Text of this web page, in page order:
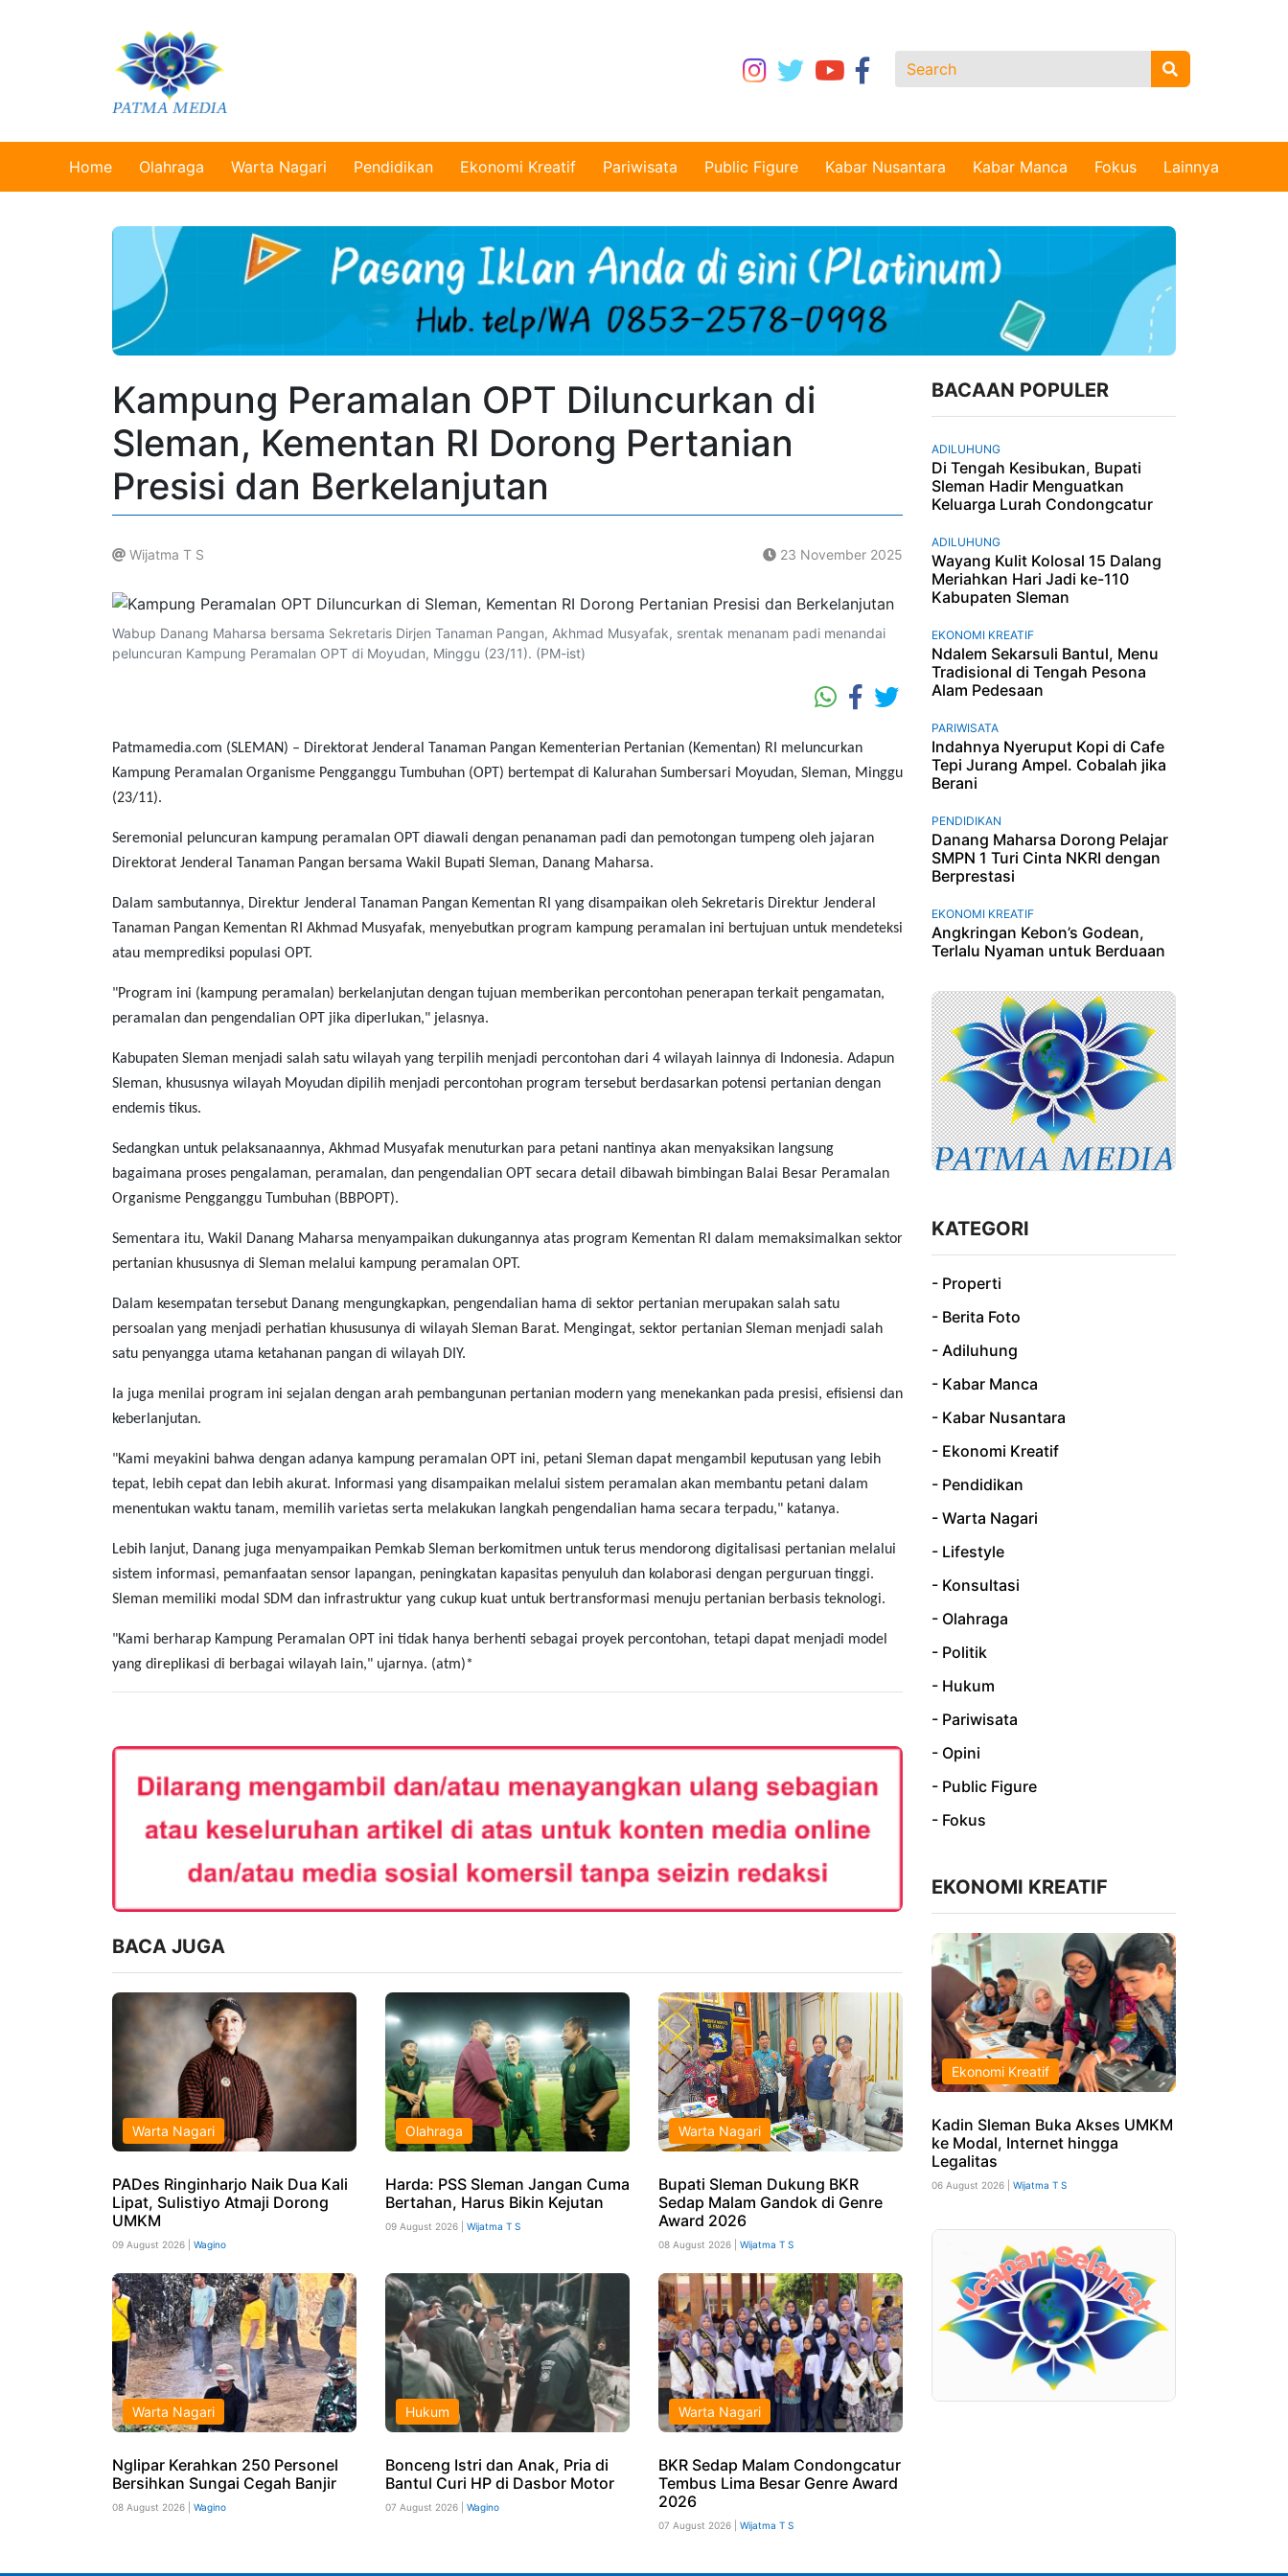
Home Olahraga Warta Nagari Pendidikan Ekonomi Kreatif Pariwisata Public Figure Kabar Nusantara Kabar Manca Fokus Lainnya
Kampung Peramalan OPT Diluncurkan di
Sleman, Kementan RI Dorong Pertanian
Presisi dan Berkelanjutan
Wijatma T S 23 November 2025
Wabup Danang Maharsa bersama Sekretaris Dirjen Tanaman Pangan, Akhmad Musyafak, srentak menanam padi menandai
peluncuran Kampung Peramalan OPT di Moyudan, Minggu (23/11). (PM-ist)
Patmamedia.com (SLEMAN) – Direktorat Jenderal Tanaman Pangan Kementerian Pertanian (Kementan) RI meluncurkan
Kampung Peramalan Organisme Pengganggu Tumbuhan (OPT) bertempat di Kalurahan Sumbersari Moyudan, Sleman, Minggu
(23/11).
Seremonial peluncuran kampung peramalan OPT diawali dengan penanaman padi dan pemotongan tumpeng oleh jajaran
Direktorat Jenderal Tanaman Pangan bersama Wakil Bupati Sleman, Danang Maharsa.
Dalam sambutannya, Direktur Jenderal Tanaman Pangan Kementan RI yang disampaikan oleh Sekretaris Direktur Jenderal
Tanaman Pangan Kementan RI Akhmad Musyafak, menyebutkan program kampung peramalan ini bertujuan untuk mendeteksi
atau memprediksi populasi OPT.
"Program ini (kampung peramalan) berkelanjutan dengan tujuan memberikan percontohan penerapan terkait pengamatan,
peramalan dan pengendalian OPT jika diperlukan," jelasnya.
Kabupaten Sleman menjadi salah satu wilayah yang terpilih menjadi percontohan dari 4 wilayah lainnya di Indonesia. Adapun
Sleman, khususnya wilayah Moyudan dipilih menjadi percontohan program tersebut berdasarkan potensi pertanian dengan
endemis tikus.
Sedangkan untuk pelaksanaannya, Akhmad Musyafak menuturkan para petani nantinya akan menyaksikan langsung
bagaimana proses pengalaman, peramalan, dan pengendalian OPT secara detail dibawah bimbingan Balai Besar Peramalan
Organisme Pengganggu Tumbuhan (BBPOPT).
Sementara itu, Wakil Danang Maharsa menyampaikan dukungannya atas program Kementan RI dalam memaksimalkan sektor
pertanian khususnya di Sleman melalui kampung peramalan OPT.
Dalam kesempatan tersebut Danang mengungkapkan, pengendalian hama di sektor pertanian merupakan salah satu
persoalan yang menjadi perhatian khususunya di wilayah Sleman Barat. Mengingat, sektor pertanian Sleman menjadi salah
satu penyangga utama ketahanan pangan di wilayah DIY.
Ia juga menilai program ini sejalan dengan arah pembangunan pertanian modern yang menekankan pada presisi, efisiensi dan
keberlanjutan.
"Kami meyakini bahwa dengan adanya kampung peramalan OPT ini, petani Sleman dapat mengambil keputusan yang lebih
tepat, lebih cepat dan lebih akurat. Informasi yang disampaikan melalui sistem peramalan akan membantu petani dalam
menentukan waktu tanam, memilih varietas serta melakukan langkah pengendalian hama secara terpadu," katanya.
Lebih lanjut, Danang juga menyampaikan Pemkab Sleman berkomitmen untuk terus mendorong digitalisasi pertanian melalui
sistem informasi, pemanfaatan sensor lapangan, peningkatan kapasitas penyuluh dan kolaborasi dengan perguruan tinggi.
Sleman memiliki modal SDM dan infrastruktur yang cukup kuat untuk bertransformasi menuju pertanian berbasis teknologi.
"Kami berharap Kampung Peramalan OPT ini tidak hanya berhenti sebagai proyek percontohan, tetapi dapat menjadi model
yang direplikasi di berbagai wilayah lain," ujarnya. (atm)*
BACA JUGA
Warta Nagari
PADes Ringinharjo Naik Dua Kali
Lipat, Sulistiyo Atmaji Dorong
UMKM
09 August 2026 | Wagino
Olahraga
Harda: PSS Sleman Jangan Cuma
Bertahan, Harus Bikin Kejutan
09 August 2026 | Wijatma T S
Warta Nagari
Bupati Sleman Dukung BKR
Sedap Malam Gandok di Genre
Award 2026
08 August 2026 | Wijatma T S
Warta Nagari
Nglipar Kerahkan 250 Personel
Bersihkan Sungai Cegah Banjir
08 August 2026 | Wagino
Hukum
Bonceng Istri dan Anak, Pria di
Bantul Curi HP di Dasbor Motor
07 August 2026 | Wagino
Warta Nagari
BKR Sedap Malam Condongcatur
Tembus Lima Besar Genre Award
2026
07 August 2026 | Wijatma T S
BACAAN POPULER
ADILUHUNG
Di Tengah Kesibukan, Bupati
Sleman Hadir Menguatkan
Keluarga Lurah Condongcatur
ADILUHUNG
Wayang Kulit Kolosal 15 Dalang
Meriahkan Hari Jadi ke-110
Kabupaten Sleman
EKONOMI KREATIF
Ndalem Sekarsuli Bantul, Menu
Tradisional di Tengah Pesona
Alam Pedesaan
PARIWISATA
Indahnya Nyeruput Kopi di Cafe
Tepi Jurang Ampel. Cobalah jika
Berani
PENDIDIKAN
Danang Maharsa Dorong Pelajar
SMPN 1 Turi Cinta NKRI dengan
Berprestasi
EKONOMI KREATIF
Angkringan Kebon’s Godean,
Terlalu Nyaman untuk Berduaan
KATEGORI
- Properti
- Berita Foto
- Adiluhung
- Kabar Manca
- Kabar Nusantara
- Ekonomi Kreatif
- Pendidikan
- Warta Nagari
- Lifestyle
- Konsultasi
- Olahraga
- Politik
- Hukum
- Pariwisata
- Opini
- Public Figure
- Fokus
EKONOMI KREATIF
Ekonomi Kreatif
Kadin Sleman Buka Akses UMKM
ke Modal, Internet hingga
Legalitas
06 August 2026 | Wijatma T S